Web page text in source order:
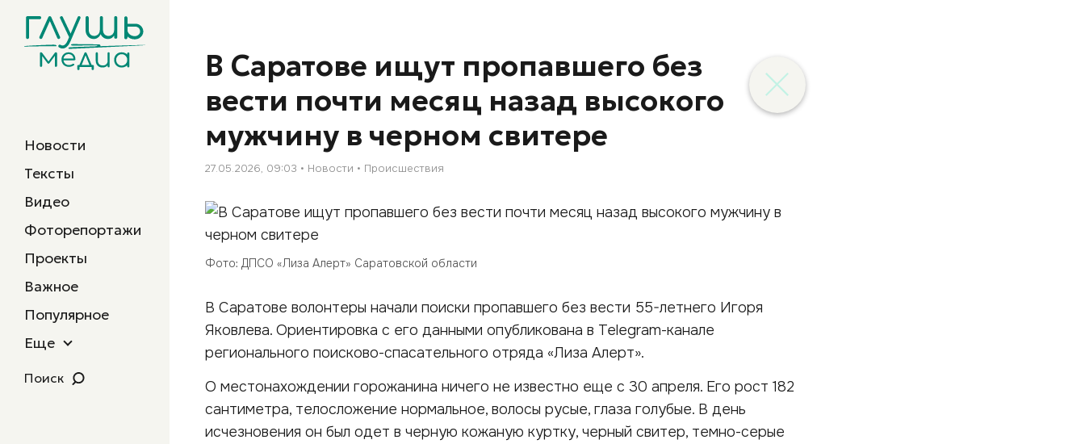
Новости
Тексты
Видео
Фоторепортажи
Проекты
Важное
Популярное
Еще
Поиск
В Саратове ищут пропавшего без
вести почти месяц назад высокого
мужчину в черном свитере
27.05.2026, 09:03 Новости Происшествия
Фото: ДПСО «Лиза Алерт» Саратовской области
В Саратове волонтеры начали поиски пропавшего без вести 55-летнего Игоря
Яковлева. Ориентировка с его данными опубликована в Telegram-канале
регионального поисково-спасательного отряда «Лиза Алерт».
О местонахождении горожанина ничего не известно еще с 30 апреля. Его рост 182
сантиметра, телосложение нормальное, волосы русые, глаза голубые. В день
исчезновения он был одет в черную кожаную куртку, черный свитер, темно-серые